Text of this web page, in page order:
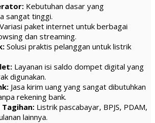
Kebutuhan dasar yang
sangat tinggi.
Variasi paket internet untuk berbagai
dan streaming.
Solusi praktis pelanggan untuk listrik
Layanan isi saldo dompet digital yang
digunakan.
Jasa kirim uang yang sangat dibutuhkan
rekening bank.
Listrik pascabayar, BPJS, PDAM,
lainnya.